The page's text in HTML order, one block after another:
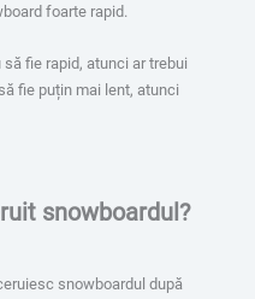
foarte rapid.
fie rapid, atunci ar trebui
fie puțin mai lent, atunci
snowboardul?
snowboardul după